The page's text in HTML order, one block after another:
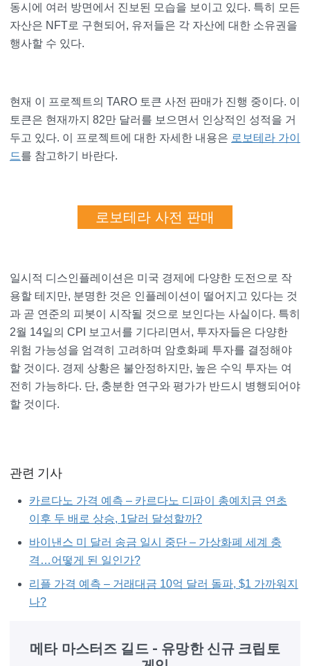
동시에 여러 방면에서 진보된 모습을 보이고 있다. 특히 모든
자산은 NFT로 구현되어, 유저들은 각 자산에 대한 소유권을
행사할 수 있다.
현재 이 프로젝트의 TARO 토큰 사전 판매가 진행 중이다. 이
토큰은 현재까지 82만 달러를 보으면서 인상적인 성적을 거
두고 있다. 이 프로젝트에 대한 자세한 내용은 로보테라 가이
드를 참고하기 바란다.
로보테라 사전 판매
일시적 디스인플레이션은 미국 경제에 다양한 도전으로 작
용할 테지만, 분명한 것은 인플레이션이 떨어지고 있다는 것
과 곧 연준의 피봇이 시작될 것으로 보인다는 사실이다. 특히
2월 14일의 CPI 보고서를 기다리면서, 투자자들은 다양한
위험 가능성을 엄격히 고려하며 암호화폐 투자를 결정해야
할 것이다. 경제 상황은 불안정하지만, 높은 수익 투자는 여
전히 가능하다. 단, 충분한 연구와 평가가 반드시 병행되어야
할 것이다.
관련 기사
카르다노 가격 예측 – 카르다노 디파이 총예치금 연초
이후 두 배로 상승, 1달러 달성할까?
바이낸스 미 달러 송금 일시 중단 – 가상화폐 세계 충
격…어떻게 된 일인가?
리플 가격 예측 – 거래대금 10억 달러 돌파, $1 가까워지
나?
메타 마스터즈 길드 - 유망한 신규 크립토